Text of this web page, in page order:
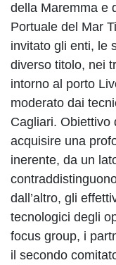
della Maremma e
Portuale del Mar
invitato gli enti, le
diverso titolo, nei
intorno al porto
moderato dai
Cagliari. Obiettivo
acquisire una
inerente, da un
dall’altro, gli
tecnologici degli
focus group, i
il secondo